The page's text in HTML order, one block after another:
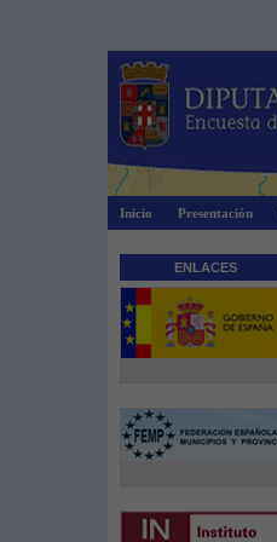
Inicio Presentación
ENLACES